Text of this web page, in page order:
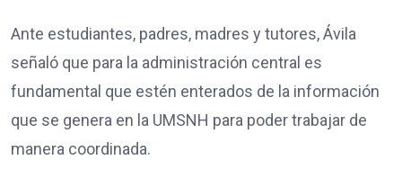
Ante estudiantes, padres, madres y tutores, Ávila
señaló que para la administración central es
fundamental que estén enterados de la información
que se genera en la UMSNH para poder trabajar de
manera coordinada.